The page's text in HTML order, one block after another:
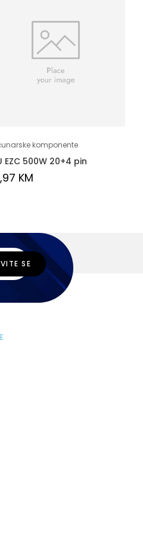
komponente
EZC 500W 20+4 pin
KM